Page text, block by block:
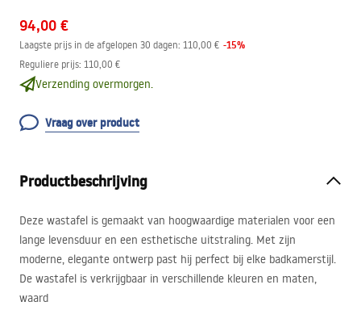
94,00 €
Laagste prijs in de afgelopen 30 dagen: 110,00 € -15%
Reguliere prijs: 110,00 €
Verzending overmorgen.
Vraag over product
Productbeschrijving
Deze wastafel is gemaakt van hoogwaardige materialen voor een
lange levensduur en een esthetische uitstraling. Met zijn
moderne, elegante ontwerp past hij perfect bij elke badkamerstijl.
De wastafel is verkrijgbaar in verschillende kleuren en maten,
waard